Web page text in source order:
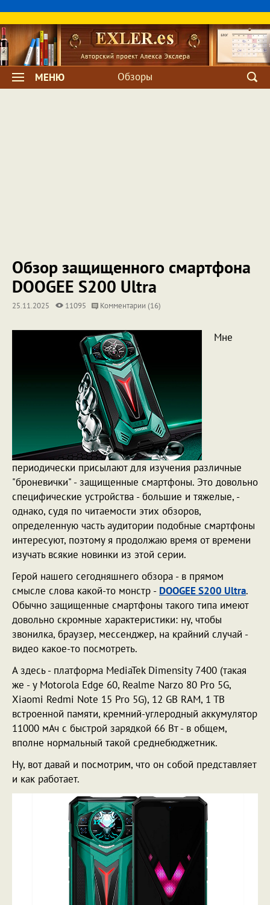
МЕНЮ Обзоры
Обзор защищенного смартфона
DOOGEE S200 Ultra
25.11.2025 11095 Комментарии (16)
Мне
периодически присылают для изучения различные
"броневички" - защищенные смартфоны. Это довольно
специфические устройства - большие и тяжелые, -
однако, судя по читаемости этих обзоров,
определенную часть аудитории подобные смартфоны
интересуют, поэтому я продолжаю время от времени
изучать всякие новинки из этой серии.
Герой нашего сегодняшнего обзора - в прямом
смысле слова какой-то монстр - DOOGEE S200 Ultra.
Обычно защищенные смартфоны такого типа имеют
довольно скромные характеристики: ну, чтобы
звонилка, браузер, мессенджер, на крайний случай -
видео какое-то посмотреть.
А здесь - платформа MediaTek Dimensity 7400 (такая
же - у Motorola Edge 60, Realme Narzo 80 Pro 5G,
Xiaomi Redmi Note 15 Pro 5G), 12 GB RAM, 1 TB
встроенной памяти, кремний-углеродный аккумулятор
11000 мАч с быстрой зарядкой 66 Вт - в общем,
вполне нормальный такой среднебюджетник.
Ну, вот давай и посмотрим, что он собой представляет
и как работает.